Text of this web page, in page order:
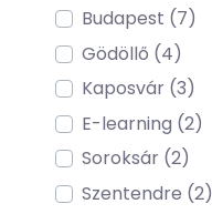
Budapest (7)
Gödöllő (4)
Kaposvár (3)
E-learning (2)
Soroksár (2)
Szentendre (2)